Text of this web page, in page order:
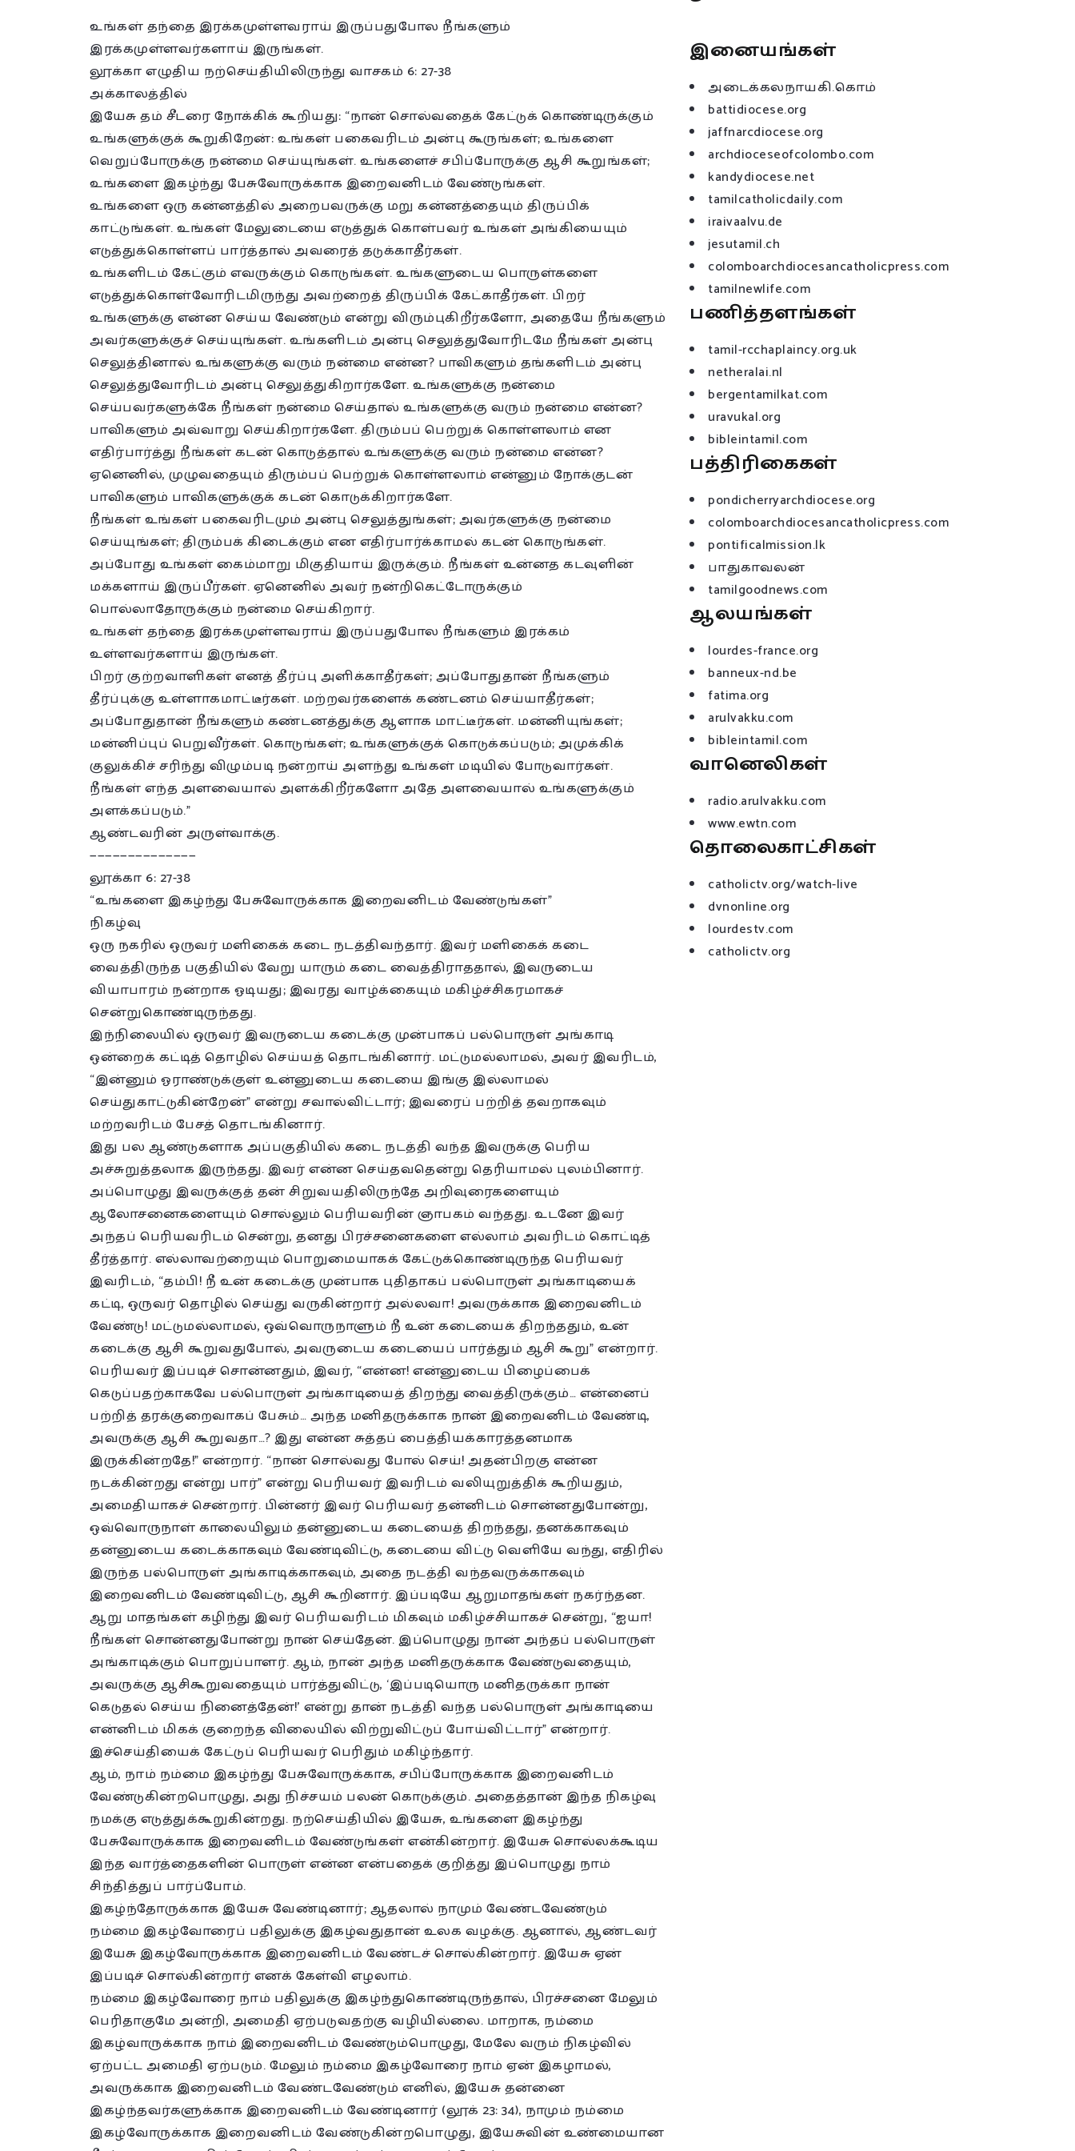
உங்கள் தந்தை இரக்கமுள்ளவராய் இருப்பதுபோல நீங்களும்
இரக்கமுள்ளவர்களாய் இருங்கள்.
லூக்கா எழுதிய நற்செய்தியிலிருந்து வாசகம் 6: 27-38
அக்காலத்தில்
இயேசு தம் சீடரை நோக்கிக் கூறியது: “நான் சொல்வதைக் கேட்டுக் கொண்டிருக்கும்
உங்களுக்குக் கூறுகிறேன்: உங்கள் பகைவரிடம் அன்பு கூருங்கள்; உங்களை
வெறுப்போருக்கு நன்மை செய்யுங்கள். உங்களைச் சபிப்போருக்கு ஆசி கூறுங்கள்;
உங்களை இகழ்ந்து பேசுவோருக்காக இறைவனிடம் வேண்டுங்கள்.
உங்களை ஒரு கன்னத்தில் அறைபவருக்கு மறு கன்னத்தையும் திருப்பிக்
காட்டுங்கள். உங்கள் மேலுடையை எடுத்துக் கொள்பவர் உங்கள் அங்கியையும்
எடுத்துக்கொள்ளப் பார்த்தால் அவரைத் தடுக்காதீர்கள்.
உங்களிடம் கேட்கும் எவருக்கும் கொடுங்கள். உங்களுடைய பொருள்களை
எடுத்துக்கொள்வோரிடமிருந்து அவற்றைத் திருப்பிக் கேட்காதீர்கள். பிறர்
உங்களுக்கு என்ன செய்ய வேண்டும் என்று விரும்புகிறீர்களோ, அதையே நீங்களும்
அவர்களுக்குச் செய்யுங்கள். உங்களிடம் அன்பு செலுத்துவோரிடமே நீங்கள் அன்பு
செலுத்தினால் உங்களுக்கு வரும் நன்மை என்ன? பாவிகளும் தங்களிடம் அன்பு
செலுத்துவோரிடம் அன்பு செலுத்துகிறார்களே. உங்களுக்கு நன்மை
செய்பவர்களுக்கே நீங்கள் நன்மை செய்தால் உங்களுக்கு வரும் நன்மை என்ன?
பாவிகளும் அவ்வாறு செய்கிறார்களே. திரும்பப் பெற்றுக் கொள்ளலாம் என
எதிர்பார்த்து நீங்கள் கடன் கொடுத்தால் உங்களுக்கு வரும் நன்மை என்ன?
ஏனெனில், முழுவதையும் திரும்பப் பெற்றுக் கொள்ளலாம் என்னும் நோக்குடன்
பாவிகளும் பாவிகளுக்குக் கடன் கொடுக்கிறார்களே.
நீங்கள் உங்கள் பகைவரிடமும் அன்பு செலுத்துங்கள்; அவர்களுக்கு நன்மை
செய்யுங்கள்; திரும்பக் கிடைக்கும் என எதிர்பார்க்காமல் கடன் கொடுங்கள்.
அப்போது உங்கள் கைம்மாறு மிகுதியாய் இருக்கும். நீங்கள் உன்னத கடவுளின்
மக்களாய் இருப்பீர்கள். ஏனெனில் அவர் நன்றிகெட்டோருக்கும்
பொல்லாதோருக்கும் நன்மை செய்கிறார்.
உங்கள் தந்தை இரக்கமுள்ளவராய் இருப்பதுபோல நீங்களும் இரக்கம்
உள்ளவர்களாய் இருங்கள்.
பிறர் குற்றவாளிகள் எனத் தீர்ப்பு அளிக்காதீர்கள்; அப்போதுதான் நீங்களும்
தீர்ப்புக்கு உள்ளாகமாட்டீர்கள். மற்றவர்களைக் கண்டனம் செய்யாதீர்கள்;
அப்போதுதான் நீங்களும் கண்டனத்துக்கு ஆளாக மாட்டீர்கள். மன்னியுங்கள்;
மன்னிப்புப் பெறுவீர்கள். கொடுங்கள்; உங்களுக்குக் கொடுக்கப்படும்; அமுக்கிக்
குலுக்கிச் சரிந்து விழும்படி நன்றாய் அளந்து உங்கள் மடியில் போடுவார்கள்.
நீங்கள் எந்த அளவையால் அளக்கிறீர்களோ அதே அளவையால் உங்களுக்கும்
அளக்கப்படும்.”
ஆண்டவரின் அருள்வாக்கு.
——————————————
லூக்கா 6: 27-38
“உங்களை இகழ்ந்து பேசுவோருக்காக இறைவனிடம் வேண்டுங்கள்”
நிகழ்வு
ஒரு நகரில் ஒருவர் மளிகைக் கடை நடத்திவந்தார். இவர் மளிகைக் கடை
வைத்திருந்த பகுதியில் வேறு யாரும் கடை வைத்திராததால், இவருடைய
வியாபாரம் நன்றாக ஓடியது; இவரது வாழ்க்கையும் மகிழ்ச்சிகரமாகச்
சென்றுகொண்டிருந்தது.
இந்நிலையில் ஒருவர் இவருடைய கடைக்கு முன்பாகப் பல்பொருள் அங்காடி
ஒன்றைக் கட்டித் தொழில் செய்யத் தொடங்கினார். மட்டுமல்லாமல், அவர் இவரிடம்,
“இன்னும் ஓராண்டுக்குள் உன்னுடைய கடையை இங்கு இல்லாமல்
செய்துகாட்டுகின்றேன்” என்று சவால்விட்டார்; இவரைப் பற்றித் தவறாகவும்
மற்றவரிடம் பேசத் தொடங்கினார்.
இது பல ஆண்டுகளாக அப்பகுதியில் கடை நடத்தி வந்த இவருக்கு பெரிய
அச்சுறுத்தலாக இருந்தது. இவர் என்ன செய்தவதென்று தெரியாமல் புலம்பினார்.
அப்பொழுது இவருக்குத் தன் சிறுவயதிலிருந்தே அறிவுரைகளையும்
ஆலோசனைகளையும் சொல்லும் பெரியவரின் ஞாபகம் வந்தது. உடனே இவர்
அந்தப் பெரியவரிடம் சென்று, தனது பிரச்சனைகளை எல்லாம் அவரிடம் கொட்டித்
தீர்த்தார். எல்லாவற்றையும் பொறுமையாகக் கேட்டுக்கொண்டிருந்த பெரியவர்
இவரிடம், “தம்பி! நீ உன் கடைக்கு முன்பாக புதிதாகப் பல்பொருள் அங்காடியைக்
கட்டி, ஒருவர் தொழில் செய்து வருகின்றார் அல்லவா! அவருக்காக இறைவனிடம்
வேண்டு! மட்டுமல்லாமல், ஒவ்வொருநாளும் நீ உன் கடையைக் திறந்ததும், உன்
கடைக்கு ஆசி கூறுவதுபோல், அவருடைய கடையைப் பார்த்தும் ஆசி கூறு” என்றார்.
பெரியவர் இப்படிச் சொன்னதும், இவர், “என்ன! என்னுடைய பிழைப்பைக்
கெடுப்பதற்காகவே பல்பொருள் அங்காடியைத் திறந்து வைத்திருக்கும்… என்னைப்
பற்றித் தரக்குறைவாகப் பேசும்… அந்த மனிதருக்காக நான் இறைவனிடம் வேண்டி,
அவருக்கு ஆசி கூறுவதா…? இது என்ன சுத்தப் பைத்தியக்காரத்தனமாக
இருக்கின்றதே!” என்றார். “நான் சொல்வது போல் செய்! அதன்பிறகு என்ன
நடக்கின்றது என்று பார்” என்று பெரியவர் இவரிடம் வலியுறுத்திக் கூறியதும்,
அமைதியாகச் சென்றார். பின்னர் இவர் பெரியவர் தன்னிடம் சொன்னதுபோன்று,
ஒவ்வொருநாள் காலையிலும் தன்னுடைய கடையைத் திறந்தது, தனக்காகவும்
தன்னுடைய கடைக்காகவும் வேண்டிவிட்டு, கடையை விட்டு வெளியே வந்து, எதிரில்
இருந்த பல்பொருள் அங்காடிக்காகவும், அதை நடத்தி வந்தவருக்காகவும்
இறைவனிடம் வேண்டிவிட்டு, ஆசி கூறினார். இப்படியே ஆறுமாதங்கள் நகர்ந்தன.
ஆறு மாதங்கள் கழிந்து இவர் பெரியவரிடம் மிகவும் மகிழ்ச்சியாகச் சென்று, “ஐயா!
நீங்கள் சொன்னதுபோன்று நான் செய்தேன். இப்பொழுது நான் அந்தப் பல்பொருள்
அங்காடிக்கும் பொறுப்பாளர். ஆம், நான் அந்த மனிதருக்காக வேண்டுவதையும்,
அவருக்கு ஆசிகூறுவதையும் பார்த்துவிட்டு, ‘இப்படியொரு மனிதருக்கா நான்
கெடுதல் செய்ய நினைத்தேன்!’ என்று தான் நடத்தி வந்த பல்பொருள் அங்காடியை
என்னிடம் மிகக் குறைந்த விலையில் விற்றுவிட்டுப் போய்விட்டார்” என்றார்.
இச்செய்தியைக் கேட்டுப் பெரியவர் பெரிதும் மகிழ்ந்தார்.
ஆம், நாம் நம்மை இகழ்ந்து பேசுவோருக்காக, சபிப்போருக்காக இறைவனிடம்
வேண்டுகின்றபொழுது, அது நிச்சயம் பலன் கொடுக்கும். அதைத்தான் இந்த நிகழ்வு
நமக்கு எடுத்துக்கூறுகின்றது. நற்செய்தியில் இயேசு, உங்களை இகழ்ந்து
பேசுவோருக்காக இறைவனிடம் வேண்டுங்கள் என்கின்றார். இயேசு சொல்லக்கூடிய
இந்த வார்த்தைகளின் பொருள் என்ன என்பதைக் குறித்து இப்பொழுது நாம்
சிந்தித்துப் பார்ப்போம்.
இகழ்ந்தோருக்காக இயேசு வேண்டினார்; ஆதலால் நாமும் வேண்டவேண்டும்
நம்மை இகழ்வோரைப் பதிலுக்கு இகழ்வதுதான் உலக வழக்கு. ஆனால், ஆண்டவர்
இயேசு இகழ்வோருக்காக இறைவனிடம் வேண்டச் சொல்கின்றார். இயேசு ஏன்
இப்படிச் சொல்கின்றார் எனக் கேள்வி எழலாம்.
நம்மை இகழ்வோரை நாம் பதிலுக்கு இகழ்ந்துகொண்டிருந்தால், பிரச்சனை மேலும்
பெரிதாகுமே அன்றி, அமைதி ஏற்படுவதற்கு வழியில்லை. மாறாக, நம்மை
இகழ்வாருக்காக நாம் இறைவனிடம் வேண்டும்பொழுது, மேலே வரும் நிகழ்வில்
ஏற்பட்ட அமைதி ஏற்படும். மேலும் நம்மை இகழ்வோரை நாம் ஏன் இகழாமல்,
அவருக்காக இறைவனிடம் வேண்டவேண்டும் எனில், இயேசு தன்னை
இகழ்ந்தவர்களுக்காக இறைவனிடம் வேண்டினார் (லூக் 23: 34), நாமும் நம்மை
இகழ்வோருக்காக இறைவனிடம் வேண்டுகின்றபொழுது, இயேசுவின் உண்மையான
இனையங்கள்
அடைக்கலநாயகி.கொம்
battidiocese.org
jaffnarcdiocese.org
archdioceseofcolombo.com
kandydiocese.net
tamilcatholicdaily.com
iraivaalvu.de
jesutamil.ch
colomboarchdiocesancatholicpress.com
tamilnewlife.com
பணித்தளங்கள்
tamil-rcchaplaincy.org.uk
netheralai.nl
bergentamilkat.com
uravukal.org
bibleintamil.com
பத்திரிகைகள்
pondicherryarchdiocese.org
colomboarchdiocesancatholicpress.com
pontificalmission.lk
பாதுகாவலன்
tamilgoodnews.com
ஆலயங்கள்
lourdes-france.org
banneux-nd.be
fatima.org
arulvakku.com
bibleintamil.com
வானெலிகள்
radio.arulvakku.com
www.ewtn.com
தொலைகாட்சிகள்
catholictv.org/watch-live
dvnonline.org
lourdestv.com
catholictv.org